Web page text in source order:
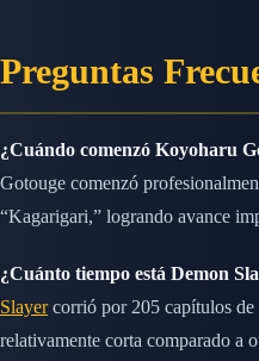
Preguntas
¿Cuándo comenzó Koyoharu
Gotouge comenzó
“Kagarigari,” logrando avance
¿Cuánto tiempo está Demon
Slayercorrió por 205 capítulos de
relativamente corta comparado a